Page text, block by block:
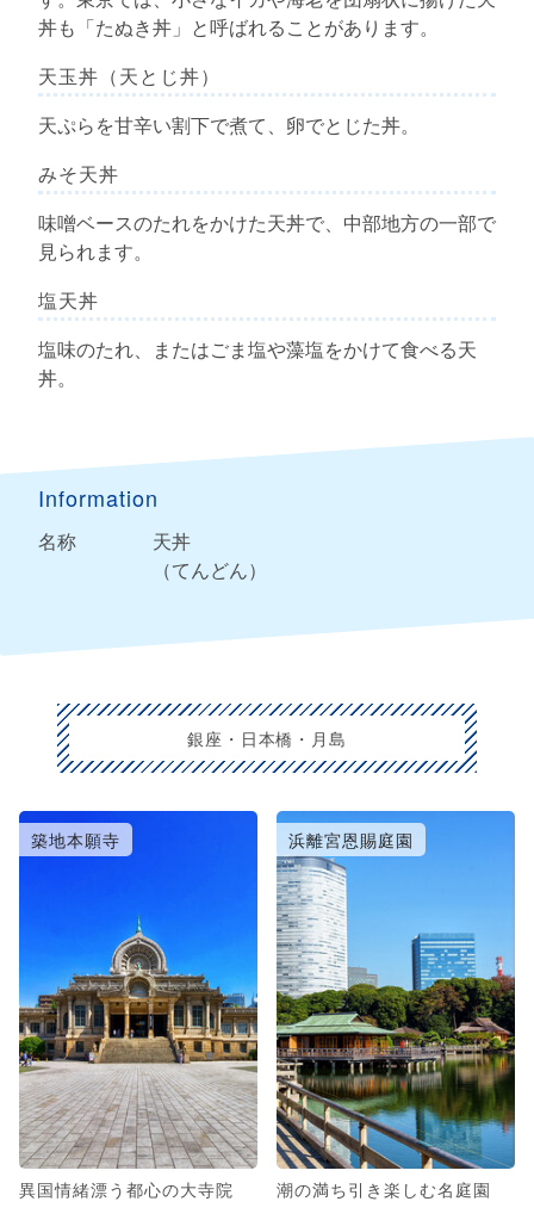
丼も「たぬき丼」と呼ばれることがあります。
天玉丼（天とじ丼）
天ぷらを甘辛い割下で煮て、卵でとじた丼。
みそ天丼
味噌ベースのたれをかけた天丼で、中部地方の一部で
見られます。
塩天丼
塩味のたれ、またはごま塩や藻塩をかけて食べる天
丼。
Information
名称
天丼
（てんどん）
銀座・日本橋・月島
築地本願寺
異国情緒漂う都心の大寺院
浜離宮恩賜庭園
潮の満ち引き楽しむ名庭園